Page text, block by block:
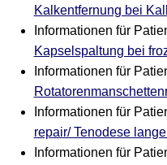
Kalkentfernung bei
Informationen für
Kapselspaltung bei
Informationen für
Informationen für
repair/ Tenodese
Informationen für